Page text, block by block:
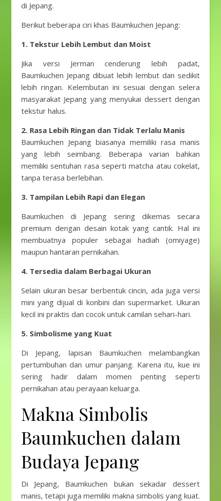
di Jepang.
Berikut beberapa ciri khas Baumkuchen Jepang:
1. Tekstur Lebih Lembut dan Moist
Jika versi Jerman cenderung lebih padat,
Baumkuchen Jepang dibuat lebih lembut dan sedikit
lebih ringan. Kelembutan ini sesuai dengan selera
masyarakat Jepang yang menyukai dessert dengan
tekstur halus.
2. Rasa Lebih Ringan dan Tidak Terlalu Manis
Baumkuchen Jepang biasanya memiliki rasa manis
yang lebih seimbang. Beberapa varian bahkan
memiliki sentuhan rasa seperti matcha atau cokelat,
tanpa terasa berlebihan.
3. Tampilan Lebih Rapi dan Elegan
Baumkuchen di Jepang sering dikemas secara
premium dengan desain kotak yang cantik. Hal ini
membuatnya populer sebagai hadiah (omiyage)
maupun hantaran pernikahan.
4. Tersedia dalam Berbagai Ukuran
Selain ukuran besar berbentuk cincin, ada juga versi
mini yang dijual di konbini dan supermarket. Ukuran
kecil ini praktis dan cocok untuk camilan sehari-hari.
5. Simbolisme yang Kuat
Di Jepang, lapisan Baumkuchen melambangkan
pertumbuhan dan umur panjang. Karena itu, kue ini
sering hadir dalam momen penting seperti
pernikahan atau perayaan keluarga.
Makna Simbolis
Baumkuchen dalam
Budaya Jepang
Di Jepang, Baumkuchen bukan sekadar dessert
manis, tetapi juga memiliki makna simbolis yang kuat.